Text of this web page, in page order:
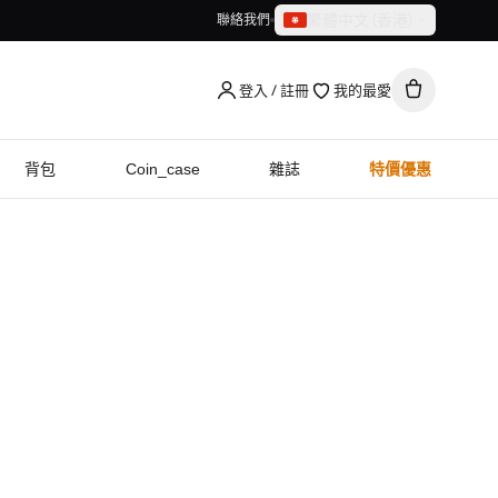
聯絡我們
繁體中文（香港）
登入 / 註冊
我的最愛
背包 Coin_case 雜誌 特價優惠